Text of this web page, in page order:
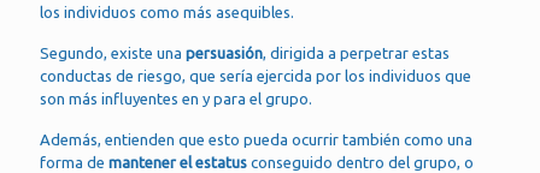
los individuos como más asequibles.
Segundo, existe una persuasión, dirigida a perpetrar estas
conductas de riesgo, que sería ejercida por los individuos que
son más influyentes en y para el grupo.
Además, entienden que esto pueda ocurrir también como una
forma de mantener el estatus conseguido dentro del grupo, o